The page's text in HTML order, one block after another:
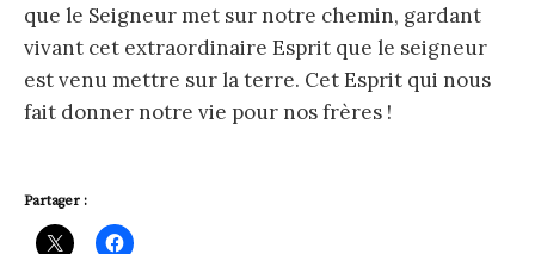
que le Seigneur met sur notre chemin, gardant
vivant cet extraordinaire Esprit que le seigneur
est venu mettre sur la terre. Cet Esprit qui nous
fait donner notre vie pour nos frères !
Partager :